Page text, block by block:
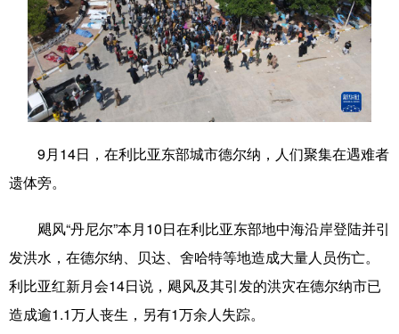
法律 中央文件 金融 汽车
食品 人居 信息化 数字经济
学术中国 乡村振兴 溯源中国
彩票
文化产业
地方频道
9月14日，在利比亚东部城市德尔纳，人们聚集在遇难者
遗体旁。
飓风“丹尼尔”本月10日在利比亚东部地中海沿岸登陆并引
发洪水，在德尔纳、贝达、舍哈特等地造成大量人员伤亡。
利比亚红新月会14日说，飓风及其引发的洪灾在德尔纳市已
造成逾1.1万人丧生，另有1万余人失踪。